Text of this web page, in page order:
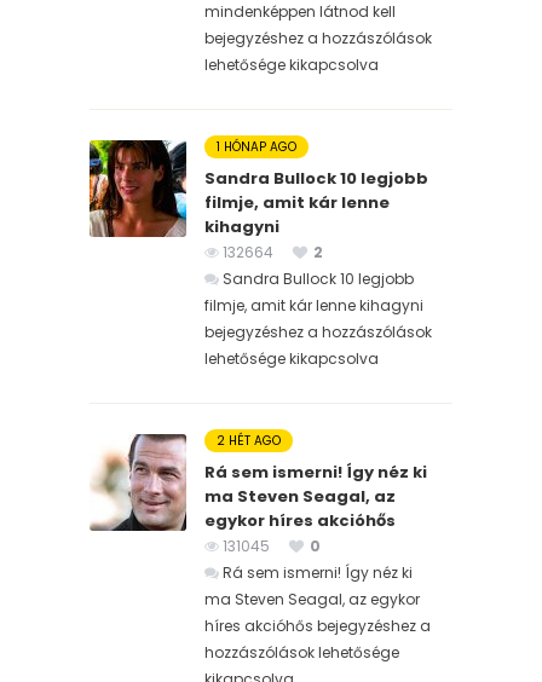
mindenképpen látnod kell
bejegyzéshez a hozzászólások
lehetősége kikapcsolva
1 HÓNAP AGO
Sandra Bullock 10 legjobb
filmje, amit kár lenne
kihagyni
132664
2
Sandra Bullock 10 legjobb
filmje, amit kár lenne kihagyni
bejegyzéshez a hozzászólások
lehetősége kikapcsolva
2 HÉT AGO
Rá sem ismerni! Így néz ki
ma Steven Seagal, az
egykor híres akcióhős
131045
0
Rá sem ismerni! Így néz ki
ma Steven Seagal, az egykor
híres akcióhős bejegyzéshez a
hozzászólások lehetősége